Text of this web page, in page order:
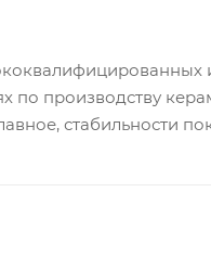
по производству
стабильности